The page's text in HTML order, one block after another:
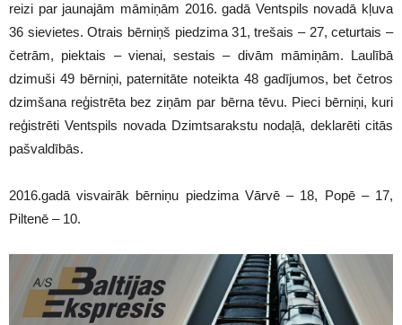
reizi par jaunajām māmiņām 2016. gadā Ventspils novadā kļuva
36 sievietes. Otrais bērniņš piedzima 31, trešais – 27, ceturtais –
četrām, piektais – vienai, sestais – divām māmiņām. Laulībā
dzimuši 49 bērniņi, paternitāte noteikta 48 gadījumos, bet četros
dzimšana reģistrēta bez ziņām par bērna tēvu. Pieci bērniņi, kuri
reģistrēti Ventspils novada Dzimtsarakstu nodaļā, deklarēti citās
pašvaldībās.
2016.gadā visvairāk bērniņu piedzima Vārvē – 18, Popē – 17,
Piltenē – 10.